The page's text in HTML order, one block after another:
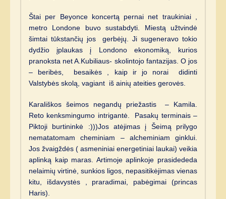
Štai per Beyonce koncertą pernai net traukiniai ,
metro Londone buvo sustabdyti. Miestą užtvindė
šimtai tūkstančių jos gerbėjų. Ji sugeneravo tokio
dydžio įplaukas į Londono ekonomiką, kurios
pranoksta net A.Kubiliaus- skolintojo fantazijas. O jos
– beribės, besaikės , kaip ir jo norai didinti
Valstybės skolą, vagiant iš ainių ateities gerovės.
Karališkos šeimos negandų priežastis – Kamila.
Reto kenksmingumo intrigantė. Pasakų terminais –
Piktoji burtininkė :)))Jos atėjimas į Šeimą prilygo
nematatomam cheminiam – alcheminiam ginklui.
Jos žvaigždės ( asmeniniai energetiniai laukai) veikia
aplinką kaip maras. Artimoje aplinkoje prasidededa
nelaimių virtinė, sunkios ligos, nepasitikėjimas vienas
kitu, išdavystės , praradimai, pabėgimai (princas
Haris).